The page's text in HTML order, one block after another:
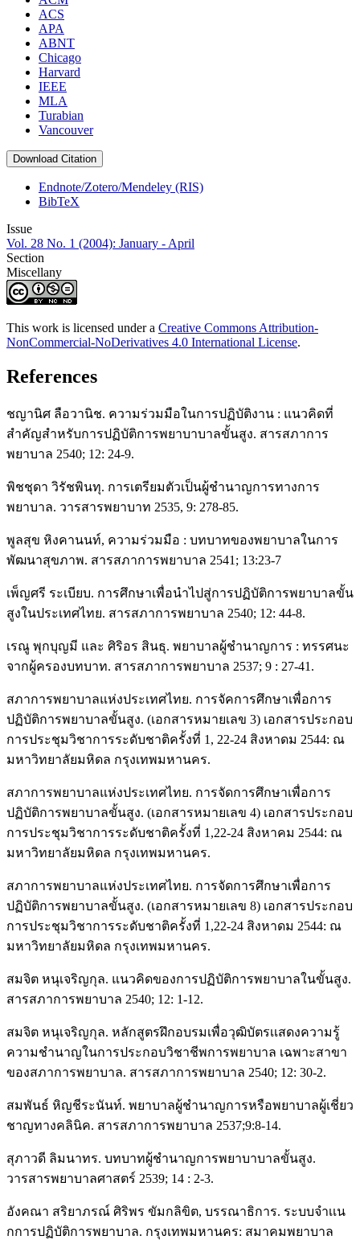
ACS
APA
ABNT
Chicago
Harvard
IEEE
MLA
Turabian
Vancouver
Download Citation
Endnote/Zotero/Mendeley (RIS)
BibTeX
Issue
Vol. 28 No. 1 (2004): January - April
Section
Miscellany
This work is licensed under a Creative Commons Attribution-
NonCommercial-NoDerivatives 4.0 International License.
References
ชญานิศ ลือวานิช. ความร่วมมือในการปฏิบัติงาน : แนวคิดที่
สำคัญสำหรับการปฏิบัติการพยาบาบาลขั้นสูง. สารสภาการ
พยาบาล 2540; 12: 24-9.
พิชชุดา วิรัชพินทุ. การเตรียมตัวเป็นผู้ชำนาญการทางการ
พยาบาล. วารสารพยาบาท 2535, 9: 278-85.
พูลสุข หิงคานนท์, ความร่วมมือ : บทบาทของพยาบาลในการ
พัฒนาสุขภาพ. สารสภาการพยาบาล 2541; 13:23-7
เพ็ญศรี ระเบียบ. การศึกษาเพื่อนำไปสู่การปฏิบัติการพยาบาลขั้น
สูงในประเทศไทย. สารสภาการพยาบาล 2540; 12: 44-8.
เรณู พุกบุญมี และ ศิริอร สินธุ. พยาบาลผู้ชำนาญการ : ทรรศนะ
จากผู้ครองบทบาท. สารสภาการพยาบาล 2537; 9 : 27-41.
สภาการพยาบาลแห่งประเทศไทย. การจัคการศึกษาเพื่อการ
ปฏิบัติการพยาบาลขั้นสูง. (เอกสารหมายเลข 3) เอกสารประกอบ
การประชุมวิชาการระดับชาติครั้งที่ 1, 22-24 สิงหาดม 2544: ณ
มหาวิทยาลัยมหิดล กรุงเทพมหานคร.
สภาการพยาบาลแห่งประเทศไทย. การจัดการศึกษาเพื่อการ
ปฏิบัติการพยาบาลขั้นสูง. (เอกสารหมายเลข 4) เอกสารประกอบ
การประชุมวิชาการระดับชาติครั้งที่ 1,22-24 สิงหาคม 2544: ณ
มหาวิทยาลัยมหิดล กรุงเทพมหานคร.
สภาการพยาบาลแห่งประเทศไทย. การจัดการศึกษาเพื่อการ
ปฏิบัติการพยาบาลขั้นสูง. (เอกสารหมายเลข 8) เอกสารประกอบ
การประชุมวิชาการระดับชาติครั้งที่ 1,22-24 สิงหาดม 2544: ณ
มหาวิทยาลัยมหิดล กรุงเทพมหานคร.
สมจิต หนุเจริญกุล. แนวคิดของการปฏิบัติการพยาบาลในขั้นสูง.
สารสภาการพยาบาล 2540; 12: 1-12.
สมจิต หนุเจริญกุล. หลักสูตรฝึกอบรมเพื่อวุฒิบัตรเเสดงความรู้
ความชำนาญในการประกอบวิชาชีพการพยาบาล เฉพาะสาขา
ของสภาการพยาบาล. สารสภาการพยาบาล 2540; 12: 30-2.
สมพันธ์ หิญชีระนันท์. พยาบาลผู้ชำนาญการหรือพยาบาลผู้เชี่ยว
ชาญทางคลินิค. สารสภาการพยาบาล 2537;9:8-14.
สุภาวดี ลิมนาทร. บทบาทผู้ชำนาญการพยาบาบาลขั้นสูง.
วารสารพยาบาลศาสตร์ 2539; 14 : 2-3.
อังคณา สริยาภรณ์ ศิริพร ขัมกลิขิต, บรรณาธิการ. ระบบจำเเน
กการปฏิบัติการพยาบาล. กรุงเทพมหานคร: สมาคมพยาบาล